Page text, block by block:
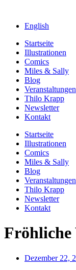
English
Startseite
Illustrationen
Comics
Miles & Sally
Blog
Veranstaltungen
Thilo Krapp
Newsletter
Kontakt
Startseite
Illustrationen
Comics
Miles & Sally
Blog
Veranstaltungen
Thilo Krapp
Newsletter
Kontakt
Fröhliche
Dezember 22,